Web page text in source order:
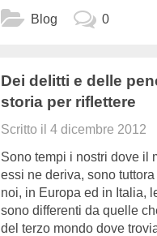
Blog 0
Dei delitti e delle
storia per riflettere
Scritto il 4 dicembre 2012
Sono tempi i nostri dove il
essi ne deriva, sono
noi, in Europa ed in Italia,
sono differenti da quelle
del terzo mondo dove